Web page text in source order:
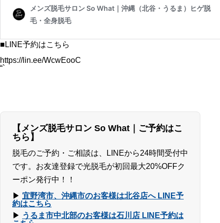
■LINE予約はこちら
https://lin.ee/WcwEooC
“`
【メンズ脱毛サロン So What｜ご予約はこ
ちら】
脱毛のご予約・ご相談は、LINEから24時間受付中
です。お友達登録で光脱毛が初回最大20%OFFク
ーポン発行中！！
▶ 宜野湾市、沖縄市のお客様は北谷店へ LINE予
約はこちら
▶ うるま市中北部のお客様は石川店 LINE予約は